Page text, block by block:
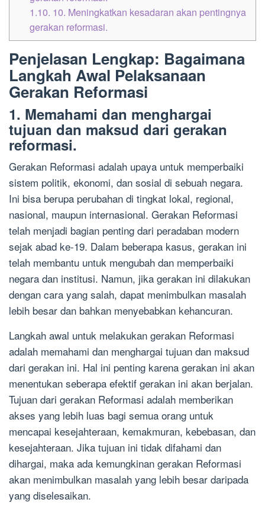
1.10. 10. Meningkatkan kesadaran akan pentingnya
gerakan reformasi.
Penjelasan Lengkap: Bagaimana
Langkah Awal Pelaksanaan
Gerakan Reformasi
1. Memahami dan menghargai
tujuan dan maksud dari gerakan
reformasi.
Gerakan Reformasi adalah upaya untuk memperbaiki
sistem politik, ekonomi, dan sosial di sebuah negara.
Ini bisa berupa perubahan di tingkat lokal, regional,
nasional, maupun internasional. Gerakan Reformasi
telah menjadi bagian penting dari peradaban modern
sejak abad ke-19. Dalam beberapa kasus, gerakan ini
telah membantu untuk mengubah dan memperbaiki
negara dan institusi. Namun, jika gerakan ini dilakukan
dengan cara yang salah, dapat menimbulkan masalah
lebih besar dan bahkan menyebabkan kehancuran.
Langkah awal untuk melakukan gerakan Reformasi
adalah memahami dan menghargai tujuan dan maksud
dari gerakan ini. Hal ini penting karena gerakan ini akan
menentukan seberapa efektif gerakan ini akan berjalan.
Tujuan dari gerakan Reformasi adalah memberikan
akses yang lebih luas bagi semua orang untuk
mencapai kesejahteraan, kemakmuran, kebebasan, dan
kesejahteraan. Jika tujuan ini tidak difahami dan
dihargai, maka ada kemungkinan gerakan Reformasi
akan menimbulkan masalah yang lebih besar daripada
yang diselesaikan.